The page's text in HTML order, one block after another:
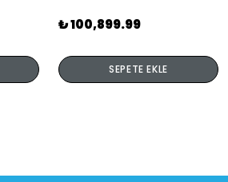
₺ 100,899.99
SEPETE EKLE